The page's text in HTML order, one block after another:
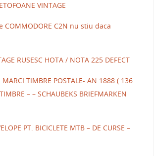
VINTAGE
COMMODORE C2N nu stiu daca
RUSESC HOTA / NOTA 225 DEFECT
TIMBRE POSTALE- AN 1888 ( 136
– – SCHAUBEKS BRIEFMARKEN
PT. BICICLETE MTB – DE CURSE –